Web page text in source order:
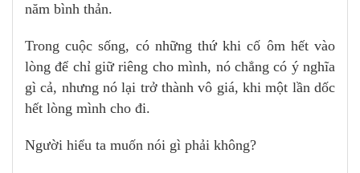
năm bình thản.
Trong cuộc sống, có những thứ khi cố ôm hết vào
lòng để chỉ giữ riêng cho mình, nó chẳng có ý nghĩa
gì cả, nhưng nó lại trở thành vô giá, khi một lần dốc
hết lòng mình cho đi.
Người hiểu ta muốn nói gì phải không?